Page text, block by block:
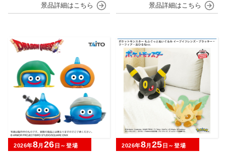
2026年8月 26 日～登場 2026年8月 25 日～登場